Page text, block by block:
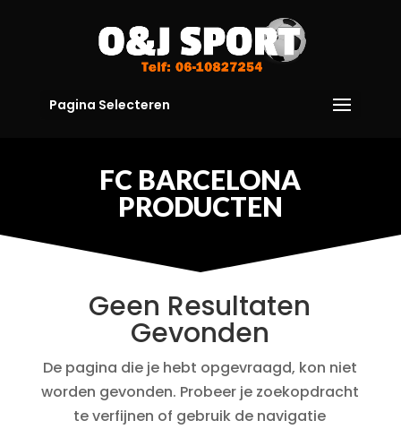
Pagina Selecteren
FC BARCELONA
PRODUCTEN
Geen Resultaten
Gevonden
De pagina die je hebt opgevraagd, kon niet
worden gevonden. Probeer je zoekopdracht
te verfijnen of gebruik de navigatie